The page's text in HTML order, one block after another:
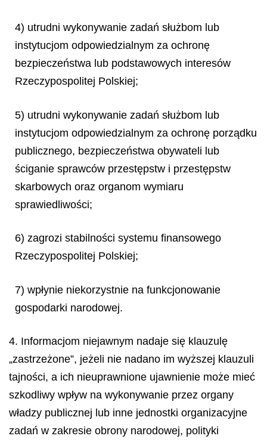
4) utrudni wykonywanie zadań służbom lub
instytucjom odpowiedzialnym za ochronę
bezpieczeństwa lub podstawowych interesów
Rzeczypospolitej Polskiej;
5) utrudni wykonywanie zadań służbom lub
instytucjom odpowiedzialnym za ochronę porządku
publicznego, bezpieczeństwa obywateli lub
ściganie sprawców przestępstw i przestępstw
skarbowych oraz organom wymiaru
sprawiedliwości;
6) zagrozi stabilności systemu finansowego
Rzeczypospolitej Polskiej;
7) wpłynie niekorzystnie na funkcjonowanie
gospodarki narodowej.
4. Informacjom niejawnym nadaje się klauzulę
„zastrzeżone”, jeżeli nie nadano im wyższej klauzuli
tajności, a ich nieuprawnione ujawnienie może mieć
szkodliwy wpływ na wykonywanie przez organy
władzy publicznej lub inne jednostki organizacyjne
zadań w zakresie obrony narodowej, polityki